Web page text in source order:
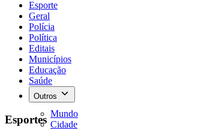
Esporte
Geral
Polícia
Política
Editais
Municípios
Educação
Saúde
Outros
Mundo
Cidade
Esportes